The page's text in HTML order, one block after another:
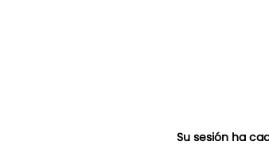
Su sesión ha